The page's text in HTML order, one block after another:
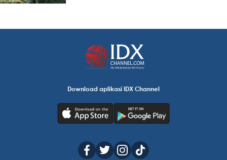
Download aplikasi IDX Channel